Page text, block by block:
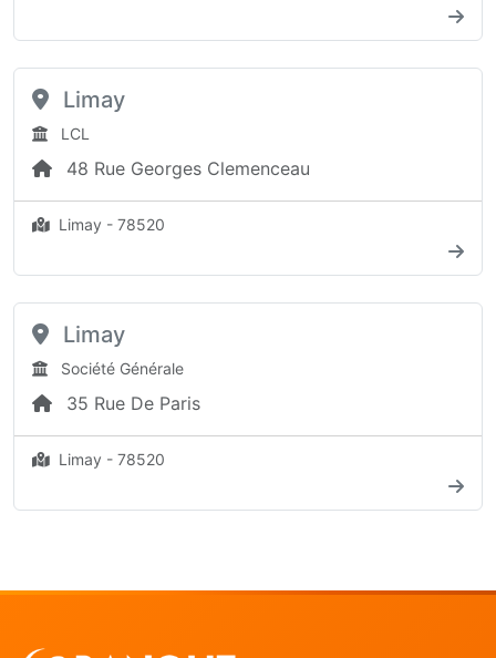
Limay
LCL
48 Rue Georges Clemenceau
Limay - 78520
Limay
Société Générale
35 Rue De Paris
Limay - 78520